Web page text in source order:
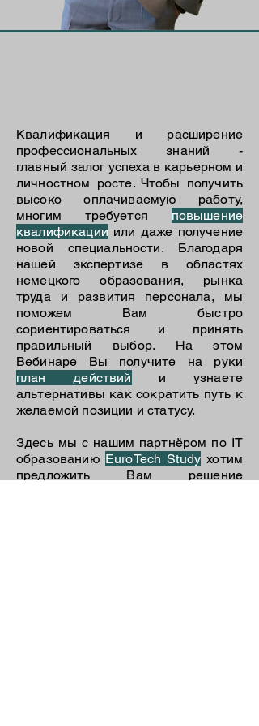
Квалификация и расширение
профессиональных знаний -
главный залог успеха в карьерном и
личностном росте. Чтобы получить
высоко оплачиваемую работу,
многим требуется повышение
квалификации или даже получение
новой специальности. Благодаря
нашей экспертизе в областях
немецкого образования, рынка
труда и развития персонала, мы
поможем Вам быстро
сориентироваться и принять
правильный выбор. На этом
Вебинаре Вы получите на руки
план действий и узнаете
альтернативы как сократить путь к
желаемой позиции и статусу.
Здесь мы с нашим партнёром по IT
образованию EuroTech Study хотим
предложить Вам решение